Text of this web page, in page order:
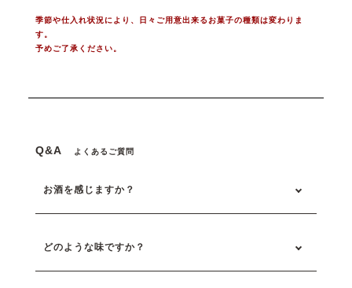
季節や仕入れ状況により、日々ご用意出来るお菓子の種類は変わりま
す。
予めご了承ください。
Q&A よくあるご質問
お酒を感じますか？
どのような味ですか？